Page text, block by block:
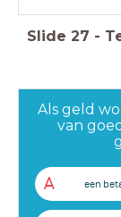
Slide 27 -
Als geld
van
A een